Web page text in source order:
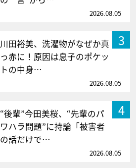
2026.08.05
3
川田裕美、洗濯物がなぜか真
っ赤に！原因は息子のポケッ
トの中身…
2026.08.05
4
“後輩”今田美桜、“先輩のパ
ワハラ問題”に持論「被害者
の話だけで…
2026.08.05